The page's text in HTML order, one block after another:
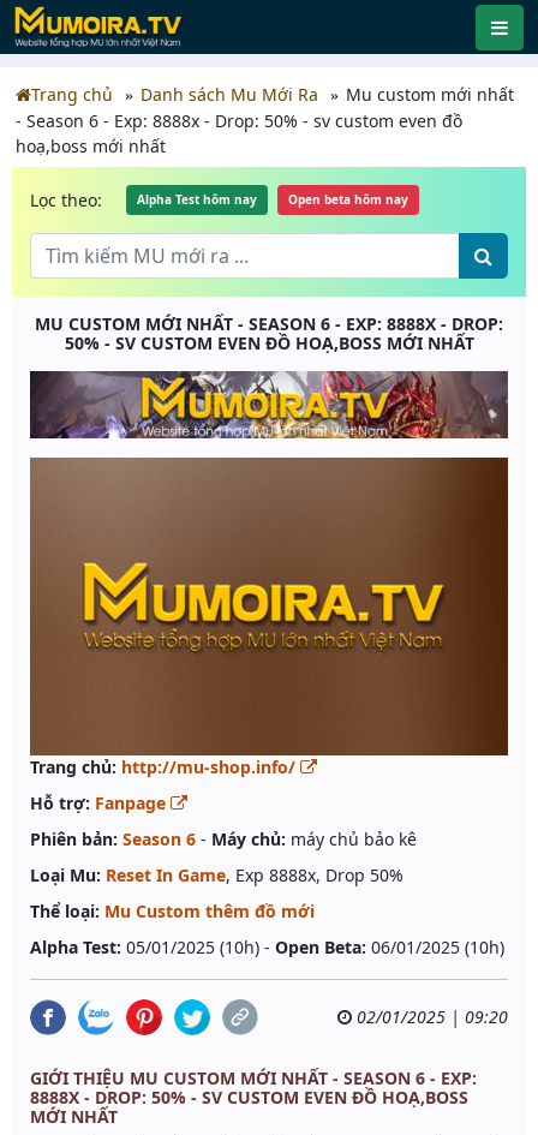
Trang chủ Danh sách Mu Mới Ra
Mu custom mới nhất
- Season 6 - Exp: 8888x - Drop: 50% - sv custom even đồ
hoạ,boss mới nhất
Lọc theo: Alpha Test hôm nay Open beta hôm nay
MU CUSTOM MỚI NHẤT - SEASON 6 - EXP: 8888X - DROP:
50% - SV CUSTOM EVEN ĐỒ HOẠ,BOSS MỚI NHẤT
Trang chủ: http://mu-shop.info/
Hỗ trợ: Fanpage
Phiên bản: Season 6 - Máy chủ: máy chủ bảo kê
Loại Mu: Reset In Game, Exp 8888x, Drop 50%
Thể loại: Mu Custom thêm đồ mới
Alpha Test: 05/01/2025 (10h) - Open Beta: 06/01/2025 (10h)
02/01/2025 | 09:20
GIỚI THIỆU MU CUSTOM MỚI NHẤT - SEASON 6 - EXP:
8888X - DROP: 50% - SV CUSTOM EVEN ĐỒ HOẠ,BOSS
MỚI NHẤT